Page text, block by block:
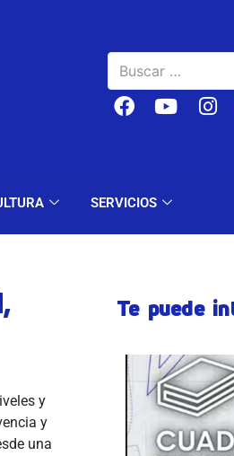
SERVICIOS
EDUCACIÓN Y CULTURA
y
y
una
Te puede